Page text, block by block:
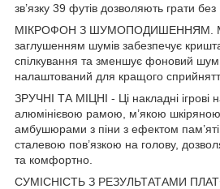
зв’язку 39 футів дозволяють грати без
МІКРОФОН З ШУМОПОДИШЕННЯМ.
заглушенням шумів забезпечує
спілкування та зменшує фоновий
налаштований для кращого
ЗРУЧНІ ТА МІЦНІ - Ці накладні ігрові
алюмінієвою рамою, м’якою
амбушюрами з піни з ефектом
сталевою пов’язкою на голову,
та комфортно.
СУМІСНІСТЬ З РЕЗУЛЬТАТАМИ